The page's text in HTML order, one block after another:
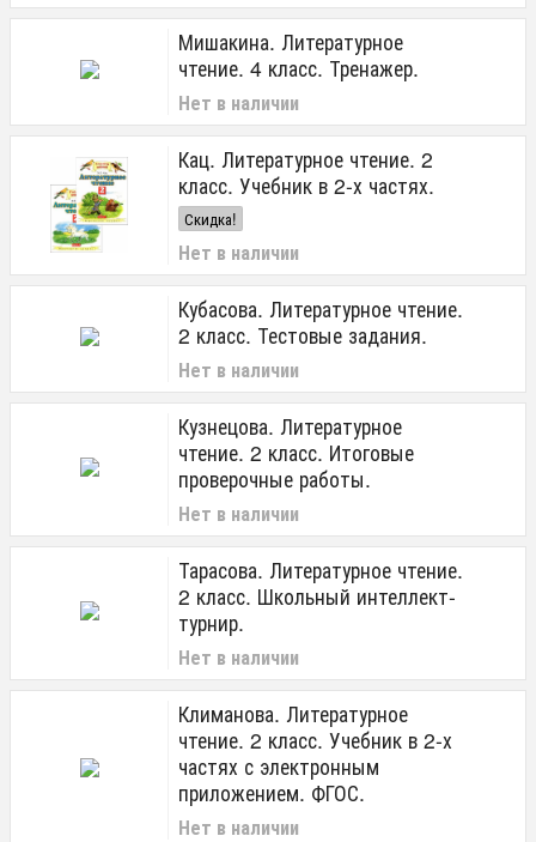
Мишакина. Литературное
чтение. 4 класс. Тренажер.
Нет в наличии
Кац. Литературное чтение. 2
класс. Учебник в 2-х частях.
Скидка!
Нет в наличии
Кубасова. Литературное чтение.
2 класс. Тестовые задания.
Нет в наличии
Кузнецова. Литературное
чтение. 2 класс. Итоговые
проверочные работы.
Нет в наличии
Тарасова. Литературное чтение.
2 класс. Школьный интеллект-
турнир.
Нет в наличии
Климанова. Литературное
чтение. 2 класс. Учебник в 2-х
частях с электронным
приложением. ФГОС.
Нет в наличии